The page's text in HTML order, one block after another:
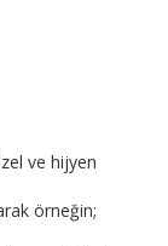
ve hijyen
örneğin;